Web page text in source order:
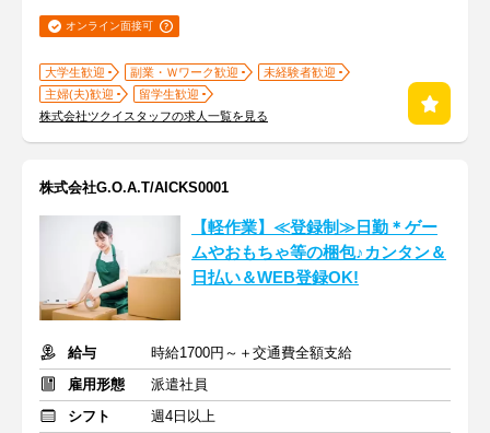
オンライン面接可
大学生歓迎 副業・Ｗワーク歓迎
未経験者歓迎
主婦(夫)歓迎
留学生歓迎
株式会社ツクイスタッフの求人一覧を見る
株式会社G.O.A.T/AICKS0001
【軽作業】≪登録制≫日勤＊ゲー
ムやおもちゃ等の梱包♪カンタン＆
日払い＆WEB登録OK!
給与
時給1700円～＋交通費全額支給
雇用形態
派遣社員
シフト
週4日以上